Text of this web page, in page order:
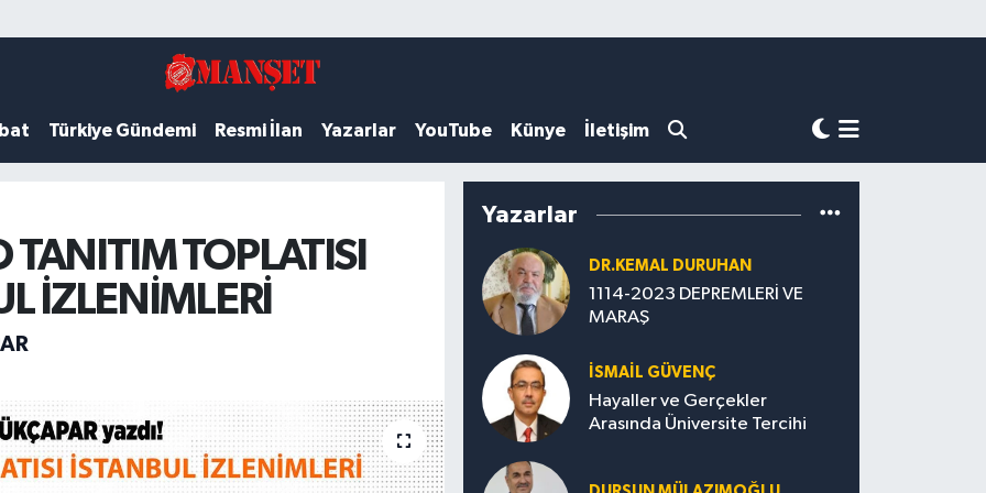
Türkiye Gündemi Resmi İlan Yazarlar YouTube Künye İletişim
TANITIM TOPLATISI
İZLENİMLERİ
Yazarlar
DR.KEMAL DURUHAN
1114-2023 DEPREMLERİ VE
MARAŞ
İSMAİL GÜVENÇ
Hayaller ve Gerçekler
Arasında Üniversite Tercihi